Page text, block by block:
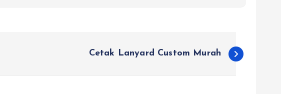
Cetak Lanyard Custom Murah